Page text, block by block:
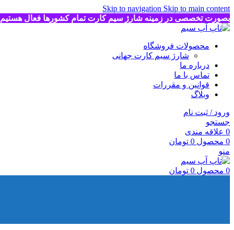
Skip to navigation Skip to main content
بصورت تخصصی در زمینه شارژ سیم کارت تمام کشورها فعال هستیم
محصولات فروشگاه
شارژ سیم کارت جهانی
درباره ما
تماس با ما
قوانین و مقررات
وبلاگ
ورود / ثبت نام
جستجو
0 علاقه مندی
0 محصول 0 تومان
منو
0 محصول 0 تومان